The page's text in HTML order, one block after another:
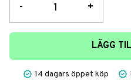
+
-
LÄGG
14 dagars öppet köp